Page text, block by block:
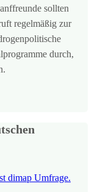
sollten
regelmäßig zur
durch,